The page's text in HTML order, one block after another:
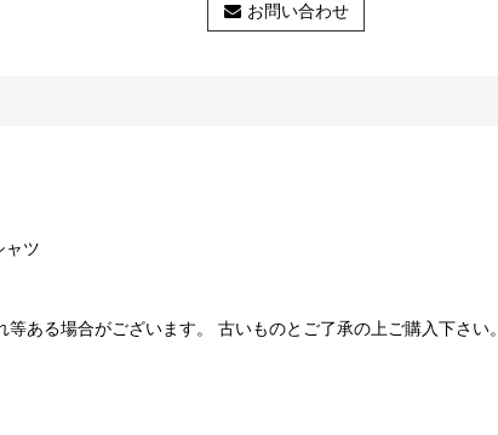
お問い合わせ
ャツ
ある場合がございます。 古いものとご了承の上ご購入下さい。